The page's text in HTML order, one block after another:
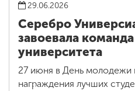
29.06.2026
Серебро
завоевала
университета
27 июня в День
награждения лучших